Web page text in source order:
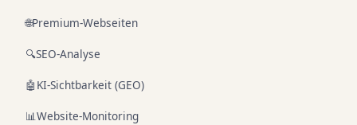
🌐Premium-Webseiten
🔍SEO-Analyse
🤖 KI-Sichtbarkeit (GEO)
📊Website-Monitoring